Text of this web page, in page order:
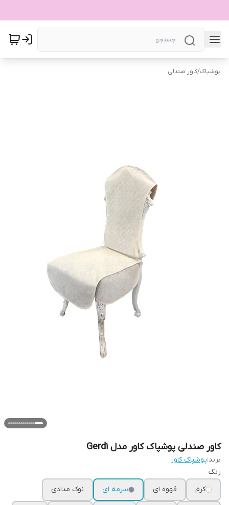
پوشپاک/کاور صندلی
کاور صندلی پوشپاک کاور مدل Gerd1
برند:پوشپاک کاور
رنگ
کرم
قهوه ای سرمه ای نوک مدادی